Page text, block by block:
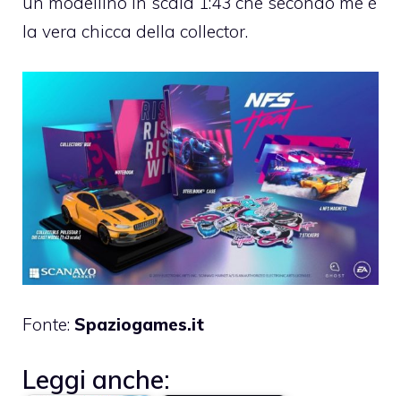
la vera chicca della collector.
Fonte: Spaziogames.it
Leggi anche: